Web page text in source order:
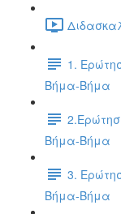
1.
Βήμα-Βήμα
Βήμα-Βήμα
3.
Βήμα-Βήμα